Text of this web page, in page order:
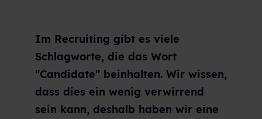
Im Recruiting gibt es viele
Schlagworte, die das Wort
"Candidate" beinhalten. Wir wissen,
dass dies ein wenig verwirrend
sein kann, deshalb haben wir eine